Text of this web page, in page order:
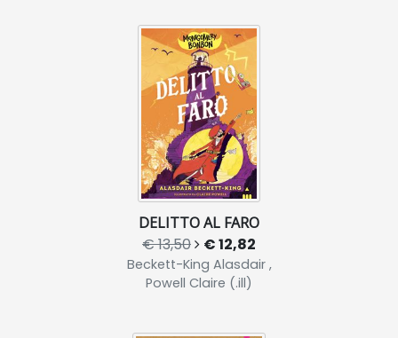
DELITTO AL FARO
€ 13,50 € 12,82
Beckett-King Alasdair ,
Powell Claire (.ill)